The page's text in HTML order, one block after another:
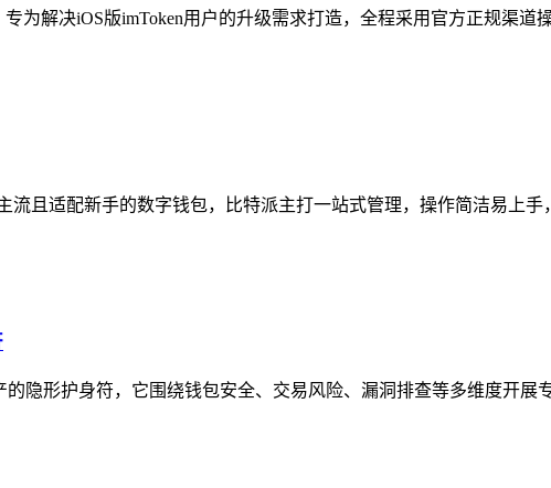
为解决iOS版imToken用户的升级需求打造，全程采用官方正规渠道
流且适配新手的数字钱包，比特派主打一站式管理，操作简洁易上
隐形护身符，它围绕钱包安全、交易风险、漏洞排查等多维度开展